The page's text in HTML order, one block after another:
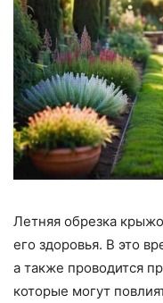
Летняя обрезка
его здоровья. В это
а также проводится
которые могут